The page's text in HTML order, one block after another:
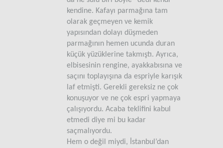
kendine. Kafayı parmağına tam
olarak geçmeyen ve kemik
yapısından dolayı düşmeden
parmağının hemen ucunda duran
küçük yüzüklerine takmıştı. Ayrıca,
elbisesinin rengine, ayakkabısına ve
saçını toplayışına da espriyle karışık
laf etmişti. Gerekli gereksiz ne çok
konuşuyor ve ne çok espri yapmaya
çalışıyordu. Acaba teklifini kabul
etmedi diye mi bu kadar
saçmalıyordu.
Hem o değil miydi, İstanbul’dan